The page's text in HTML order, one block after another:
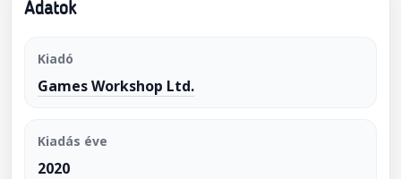
Adatok
Kiadó
Games Workshop Ltd.
Kiadás éve
2020